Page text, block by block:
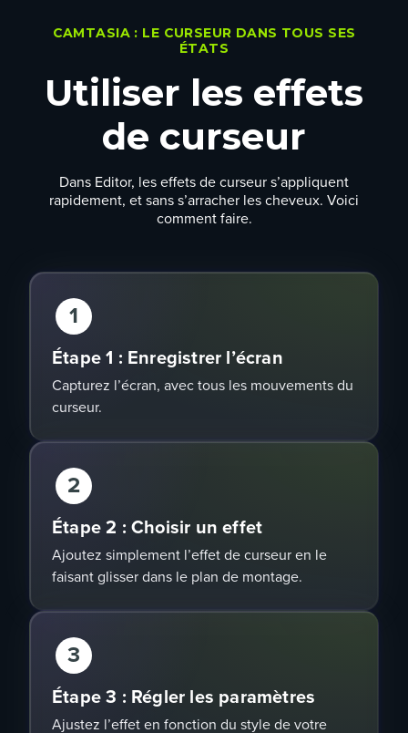
CAMTASIA : LE CURSEUR DANS TOUS SES
ÉTATS
Utiliser les effets
de curseur
Dans Editor, les effets de curseur s’appliquent
rapidement, et sans s’arracher les cheveux. Voici
comment faire.
1
Étape 1 : Enregistrer l’écran
Capturez l’écran, avec tous les mouvements du
curseur.
2
Étape 2 : Choisir un effet
Ajoutez simplement l’effet de curseur en le
faisant glisser dans le plan de montage.
3
Étape 3 : Régler les paramètres
Ajustez l’effet en fonction du style de votre